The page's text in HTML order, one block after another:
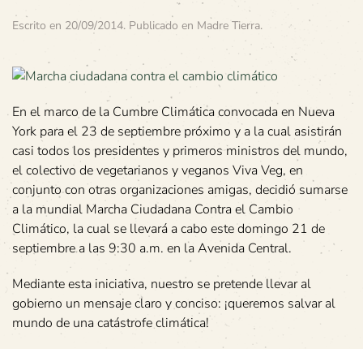
Escrito en 20/09/2014. Publicado en Madre Tierra.
En el marco de la Cumbre Climática convocada en Nueva
York para el 23 de septiembre próximo y a la cual asistirán
casi todos los presidentes y primeros ministros del mundo,
el colectivo de vegetarianos y veganos Viva Veg, en
conjunto con otras organizaciones amigas, decidió sumarse
a la mundial Marcha Ciudadana Contra el Cambio
Climático, la cual se llevará a cabo este domingo 21 de
septiembre a las 9:30 a.m. en la Avenida Central.
Mediante esta iniciativa, nuestro se pretende llevar al
gobierno un mensaje claro y conciso: ¡queremos salvar al
mundo de una catástrofe climática!